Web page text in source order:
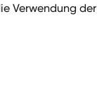
Verwendung der